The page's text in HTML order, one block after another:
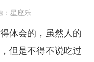
：星座乐
体会的，虽然人的
但是不得不说吃过